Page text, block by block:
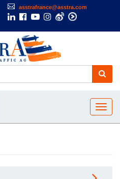
asstrafrance@asstra.com